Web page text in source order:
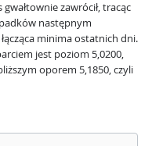
zawrócił, tracąc
następnym
minima ostatnich dni.
jest poziom 5,0200,
oporem 5,1850, czyli